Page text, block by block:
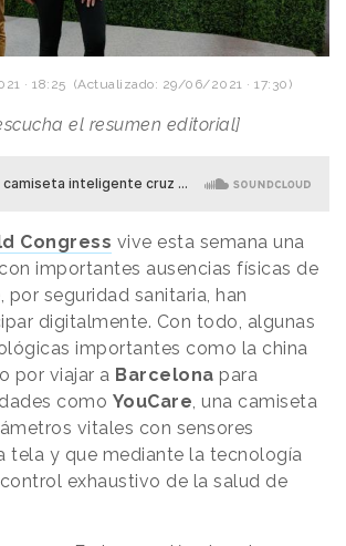
· 18:25 (Actualizado: 29/06/2021 · 17:30)
el resumen editorial]
Congress vive esta semana una
importantes ausencias físicas de
por seguridad sanitaria, han
digitalmente. Con todo, algunas
importantes como la china
por viajar a Barcelona para
como YouCare, una camiseta
vitales con sensores
tela y que mediante la tecnología
exhaustivo de la salud de